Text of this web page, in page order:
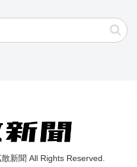
新聞 All Rights Reserved.